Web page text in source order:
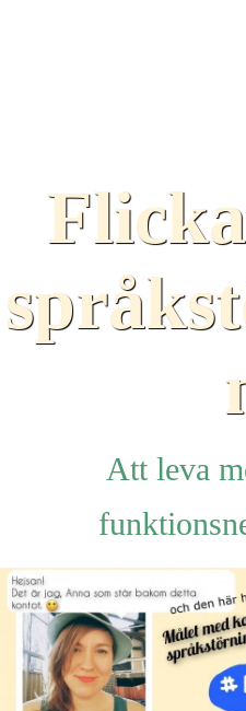
HJÄLPMEDEL
LÄNKAR
Att leva